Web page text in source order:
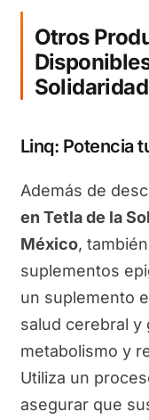
Otros
Linq: Potencia
Además de
en Tetla de la
México,
suplementos
un suplemento
salud cerebral y
metabolismo y
Utiliza un
asegurar que